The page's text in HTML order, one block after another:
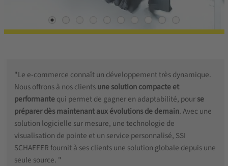
"Le e-commerce connaît un développement très dynamique.
Nous offrons à nos clientsune solution compacte et
performantequi permet de gagner en adaptabilité, pourse
préparer dès maintenant aux évolutions de demain. Avec une
solution logicielle sur mesure, une technologie de
visualisation de pointe et un service personnalisé, SSI
SCHAEFER fournit à ses clients une solution globale depuis une
seule source. "